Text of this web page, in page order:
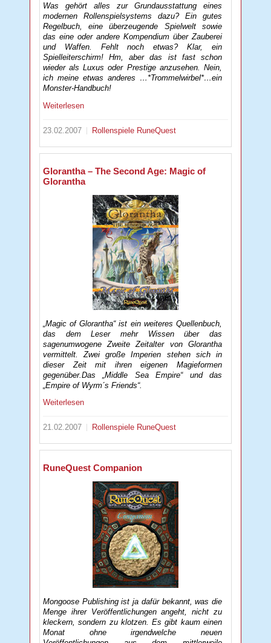
Was gehört alles zur Grundausstattung eines
modernen Rollenspielsystems dazu? Ein gutes
Regelbuch, eine überzeugende Spielwelt sowie
das eine oder andere Kompendium über Zauberei
und Waffen. Fehlt noch etwas? Klar, ein
Spielleiterschirm! Hm, aber das ist fast schon
wieder als Luxus oder Prestige anzusehen. Nein,
ich meine etwas anderes …*Trommelwirbel*…ein
Monster-Handbuch!
Weiterlesen
23.02.2007 Rollenspiele RuneQuest
Glorantha – The Second Age: Magic of
Glorantha
„Magic of Glorantha“ ist ein weiteres Quellenbuch,
das dem Leser mehr Wissen über das
sagenumwogene Zweite Zeitalter von Glorantha
vermittelt. Zwei große Imperien stehen sich in
dieser Zeit mit ihren eigenen Magieformen
gegenüber.Das „Middle Sea Empire“ und das
„Empire of Wyrm´s Friends“.
Weiterlesen
21.02.2007 Rollenspiele RuneQuest
RuneQuest Companion
Mongoose Publishing ist ja dafür bekannt, was die
Menge ihrer Veröffentlichungen angeht, nicht zu
kleckern, sondern zu klotzen. Es gibt kaum einen
Monat ohne irgendwelche neuen